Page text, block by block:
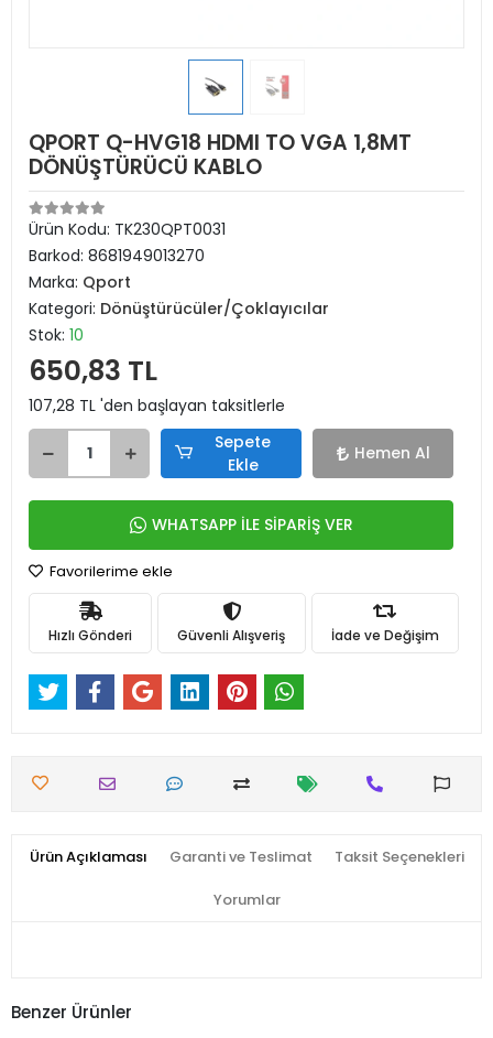
QPORT Q-HVG18 HDMI TO VGA 1,8MT
DÖNÜŞTÜRÜCÜ KABLO
Ürün Kodu: TK230QPT0031
Barkod: 8681949013270
Marka: Qport
Kategori: Dönüştürücüler/Çoklayıcılar
Stok: 10
650,83 TL
107,28 TL 'den başlayan taksitlerle
Sepete
Ekle
Hemen Al
WHATSAPP İLE SİPARİŞ VER
Favorilerime ekle
Hızlı Gönderi Güvenli Alışveriş İade ve Değişim
Ürün Açıklaması Garanti ve Teslimat Taksit Seçenekleri
Yorumlar
Benzer Ürünler